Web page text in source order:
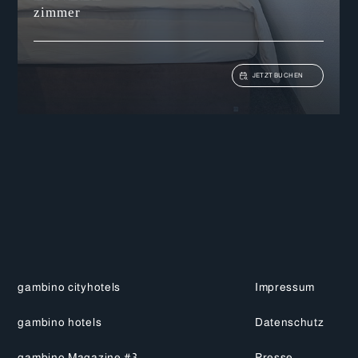
zimmer
Details anzeigen
JETZT BUCHEN
gambino cityhotels
gambino hotels
Impressum
Datenschutz